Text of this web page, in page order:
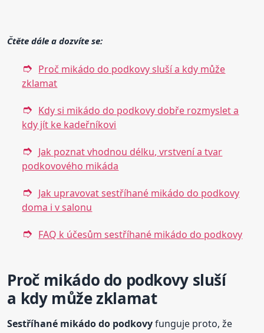
Čtěte dále a dozvíte se:
Proč mikádo do podkovy sluší a kdy může
zklamat
Kdy si mikádo do podkovy dobře rozmyslet a
kdy jít ke kadeřníkovi
Jak poznat vhodnou délku, vrstvení a tvar
podkovového mikáda
Jak upravovat sestříhané mikádo do podkovy
doma i v salonu
FAQ k účesům sestříhané mikádo do podkovy
Proč mikádo do podkovy sluší
a kdy může zklamat
Sestříhané mikádo do podkovyfunguje proto, že